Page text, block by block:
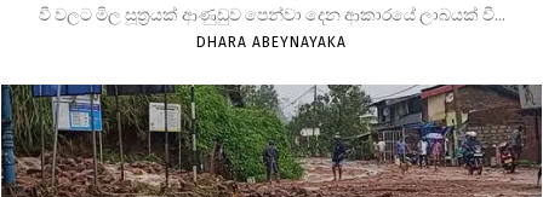
වී වලට මිල සූත්‍රයක් ආණුඩුව පෙන්වා දෙන ආකාරයේ ලාබයක් වී...
DHARA ABEYNAYAKA